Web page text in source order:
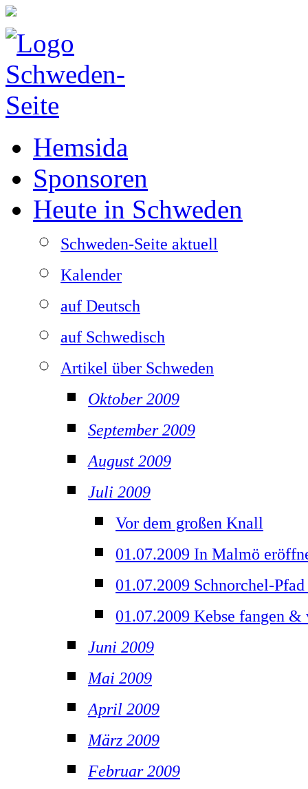
Hemsida
Sponsoren
Heute in Schweden
Schweden-Seite aktuell
Kalender
auf Deutsch
auf Schwedisch
Artikel über Schweden
Oktober 2009
September 2009
August 2009
Juli 2009
Vor dem großen Knall
01.07.2009 In Malmö
01.07.2009 Schnorchel-
01.07.2009 Kebse fangen
Juni 2009
Mai 2009
April 2009
März 2009
Februar 2009